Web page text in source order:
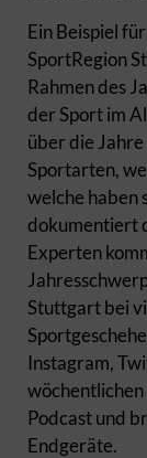
Ein Beispiel
SportRegion
Rahmen des
der Sport im
über die
Sportarten,
welche haben
dokumentiert
Experten
Stuttgart bei
Instagram,
Podcast und
Endgeräte.